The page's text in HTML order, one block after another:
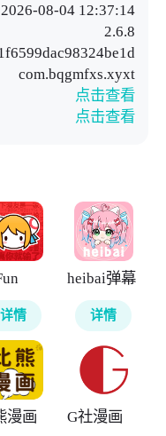
2026-08-04 12:37:14
2.6.8
com.bqgmfxs.xyxt
点击查看
点击查看
详情
heibai弹幕
详情
漫画 G社漫画